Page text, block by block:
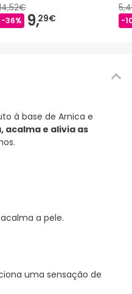
-36% 9,29€ -
à base de Arnica e
acalma e alivia as
a pele.
uma sensação de